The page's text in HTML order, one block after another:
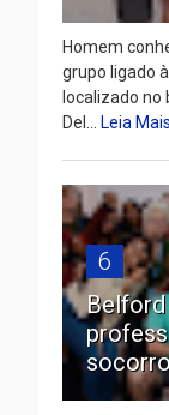
Homem
grupo ligado
localizado no
Del...Leia Mais
6